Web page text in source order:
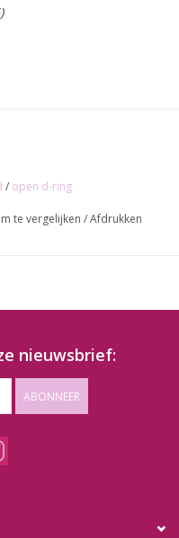
/ open d-ring
te vergelijken /Afdrukken
nieuwsbrief:
ABONNEER